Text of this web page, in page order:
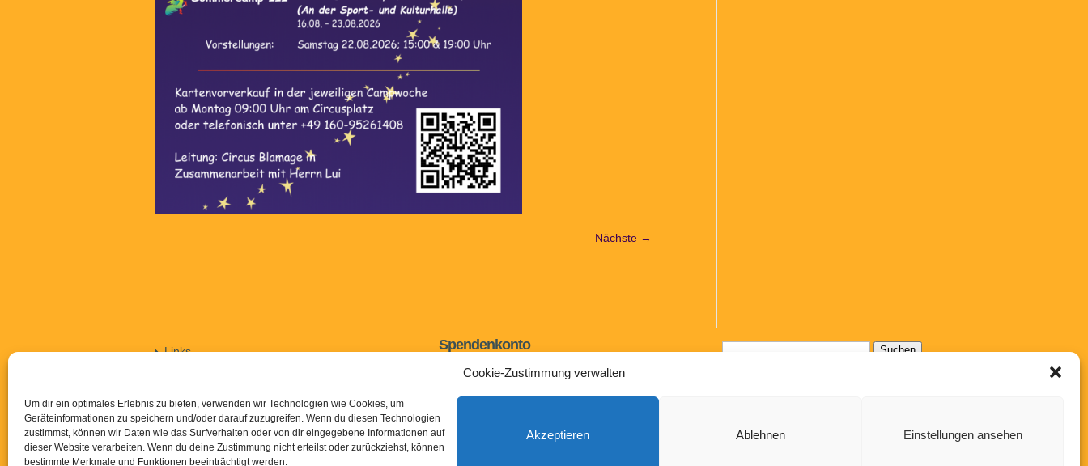
Cookie-Zustimmung verwalten
Um dir ein optimales Erlebnis zu bieten, verwenden wir Technologien wie Cookies, um
Geräteinformationen zu speichern und/oder darauf zuzugreifen. Wenn du diesen Technologien
zustimmst, können wir Daten wie das Surfverhalten oder von dir eingegebene Informationen auf
dieser Website verarbeiten. Wenn du deine Zustimmung nicht erteilst oder zurückziehst, können
bestimmte Merkmale und Funktionen beeinträchtigt werden.
Akzeptieren Ablehnen Einstellungen ansehen
Nächste →
Links
Impressum
Datenschutzerklärung
Cookie-Richtlinie (EU)
Spendenkonto
IBAN: DE73 7955 0000 0620 0215 35
Suchen
nach: